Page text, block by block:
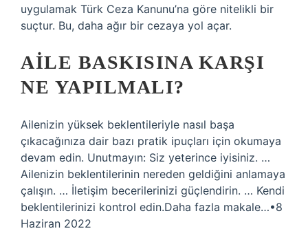
uygulamak Türk Ceza Kanunu’na göre nitelikli bir
suçtur. Bu, daha ağır bir cezaya yol açar.
AILE BASKISINA KARŞI
NE YAPILMALI?
Ailenizin yüksek beklentileriyle nasıl başa
çıkacağınıza dair bazı pratik ipuçları için okumaya
devam edin. Unutmayın: Siz yeterince iyisiniz. …
Ailenizin beklentilerinin nereden geldiğini anlamaya
çalışın. … İletişim becerilerinizi güçlendirin. … Kendi
beklentilerinizi kontrol edin.Daha fazla makale…•8
Haziran 2022